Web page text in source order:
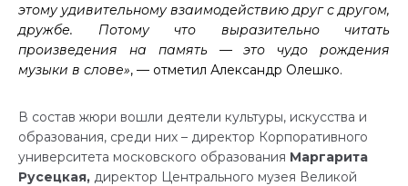
этому удивительному взаимодействию друг с другом,
дружбе. Потому что выразительно читать
произведения на память — это чудо рождения
музыки в слове», — отметил Александр Олешко.
В состав жюри вошли деятели культуры, искусства и
образования, среди них – директор Корпоративного
университета московского образования Маргарита
Русецкая, директор Центрального музея Великой